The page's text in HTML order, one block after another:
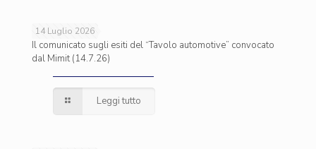
14 Luglio 2026
Il comunicato sugli esiti del “Tavolo automotive” convocato
dal Mimit (14.7.26)
Leggi tutto